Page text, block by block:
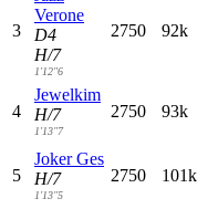
3
Verone
D4
H/7
1'12"6
2750 92k
4
Jewelkim
H/7
1'13"7
2750 93k
5
Joker Ges
H/7
1'13"5
2750 101k